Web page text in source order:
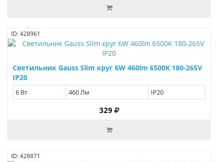
ID: 428961
Светильник Gauss Slim круг 6W 460lm 6500K 180-265V
IP20
6 Вт 460 Лм IP20
329
ID: 428871